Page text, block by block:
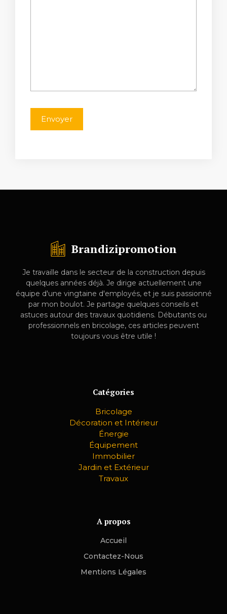
Brandizipromotion
Je travaille dans le secteur de la construction depuis
quelques années déjà. Je dirige actuellement une
équipe d'une vingtaine d'employés, et je suis passionné
par mon boulot. Je partage quelques conseils et
astuces autour des travaux quotidiens. Débutants ou
professionnels en bricolage, ces articles peuvent
toujours vous être utile !
Catégories
Bricolage
Décoration et Intérieur
Énergie
Équipement
Immobilier
Jardin et Extérieur
Travaux
A propos
Accueil
Contactez-Nous
Mentions Légales